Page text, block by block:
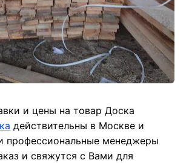
и цены на товар Доска
действительны в Москве и
профессиональные менеджеры
и свяжутся с Вами для